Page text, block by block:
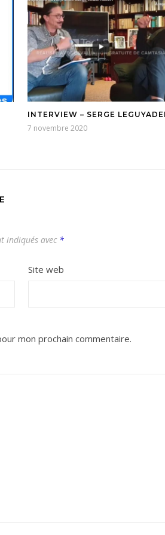
INTERVIEW – SERGE
7 novembre 2020
indiqués avec *
Site web
mon prochain commentaire.